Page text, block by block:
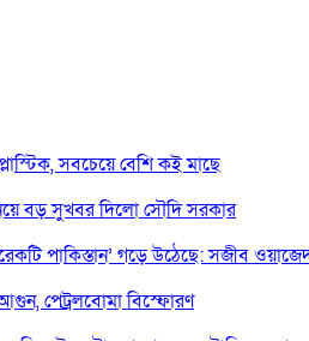
সবচেয়ে বেশি কই মাছে
বড় সুখবর দিলো সৌদি সরকার
পাকিস্তান’ গড়ে উঠেছে: সজীব
পেট্রলবোমা বিস্ফোরণ